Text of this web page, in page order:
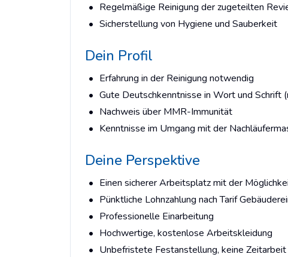
Regelmäßige Reinigung der zugeteilten
Sicherstellung von Hygiene und Sauberkeit
Dein Profil
Erfahrung in der Reinigung notwendig
Gute Deutschkenntnisse in Wort und Schrift
Nachweis über MMR-Immunität
Kenntnisse im Umgang mit der
Deine Perspektive
Einen sicherer Arbeitsplatz mit der
Pünktliche Lohnzahlung nach Tarif
Professionelle Einarbeitung
Hochwertige, kostenlose Arbeitskleidung
Unbefristete Festanstellung, keine Zeitarbeit